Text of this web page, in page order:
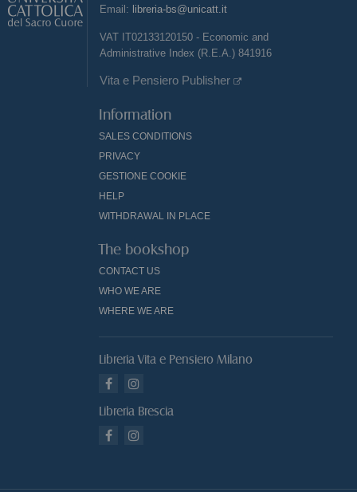
Email: libreria-bs@unicatt.it
VAT IT02133120150 - Economic and
Administrative Index (R.E.A.) 841916
Vita e Pensiero Publisher
Information
SALES CONDITIONS
PRIVACY
GESTIONE COOKIE
HELP
WITHDRAWAL IN PLACE
The bookshop
CONTACT US
WHO WE ARE
WHERE WE ARE
Libreria Vita e Pensiero Milano
Libreria Brescia